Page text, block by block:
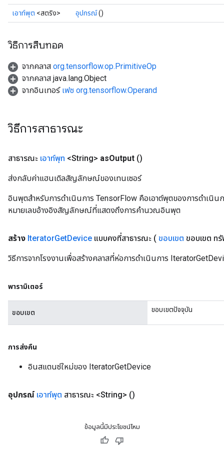
เอาท์พุต <สตริง> อุปกรณ์()
วิธีการสืบทอด
จากคลาส org.tensorflow.op.PrimitiveOp
จากคลาส java.lang.Object
จากอินเทอร์ เฟซ org.tensorflow.Operand
วิธีการสาธารณะ
สาธารณะ เอาท์พุท <String> asOutput ()
ส่งกลับค่าแฮนเดิลสัญลักษณ์ของเทนเซอร์
อินพุตสำหรับการดำเนินการ TensorFlow คือเอาต์พุตของการดำเนิน
หมายเลขอ้างอิงสัญลักษณ์ที่แสดงถึงการคำนวณอินพุต
สร้าง IteratorGetDevice แบบคงที่สาธารณะ ( ขอบเขต ขอบเขต ท
วิธีการจากโรงงานเพื่อสร้างคลาสที่ห่อการดำเนินการ
พารามิเตอร์
ขอบเขต ขอบเขตปัจจุบัน
การส่งคืน
อินสแตนซ์ใหม่ของ IteratorGetDevice
อุปกรณ์ เอาท์พุต สาธารณะ <String> ()
ข้อมูลนี้มีประโยชน์ไหม